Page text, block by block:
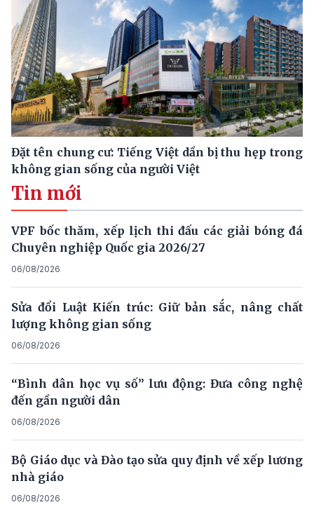
Đặt tên chung cư: Tiếng Việt dần bị thu hẹp trong
không gian sống của người Việt
Tin mới
VPF bốc thăm, xếp lịch thi đấu các giải bóng đá
Chuyên nghiệp Quốc gia 2026/27
06/08/2026
Sửa đổi Luật Kiến trúc: Giữ bản sắc, nâng chất
lượng không gian sống
06/08/2026
“Bình dân học vụ số” lưu động: Đưa công nghệ
đến gần người dân
06/08/2026
Bộ Giáo dục và Đào tạo sửa quy định về xếp lương
nhà giáo
06/08/2026